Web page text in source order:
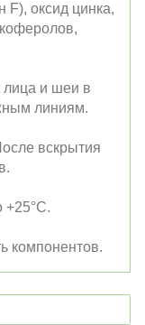
F), оксид цинка,
лица и шеи в
линиям.
вскрытия
+25°C.
компонентов.